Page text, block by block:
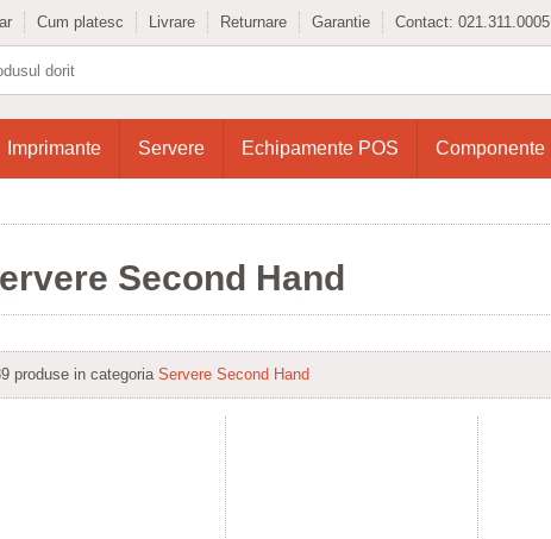
Cum platesc Livrare Returnare Garantie Contact: 021.311.0005
Imprimante Servere Echipamente POS Componente
Second Hand
produse in categoriaServere Second Hand